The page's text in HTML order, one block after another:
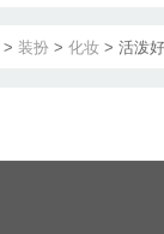
> 装扮 > 化妆 > 活泼